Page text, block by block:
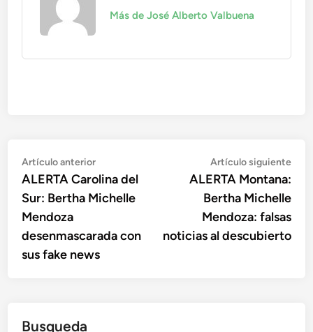
Más de José Alberto Valbuena
Navegación
de
entradas
Artículo anteriorArtículo
anterior:
ALERTA Carolina del
Sur: Bertha Michelle
Mendoza
desenmascarada con
sus fake news
Artículo siguiente
ALERTA Montana:
Bertha Michelle
Mendoza: falsas
noticias al descubierto
Busqueda